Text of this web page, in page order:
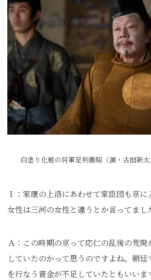
白塗り化粧の将軍足利義昭（演・古田新
Ｉ：家康の上洛にあわせて家臣団も京
女性は三河の女性と違うとか言ってま
Ａ：この時期の京って応仁の乱後の荒廃
していたのかって思うのですよね。朝
を行なう資金が不足していたともいい